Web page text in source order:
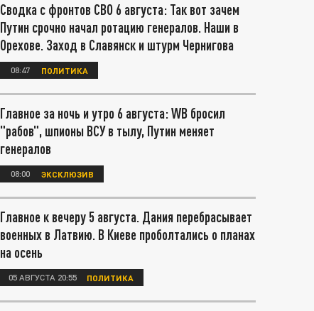
Сводка с фронтов СВО 6 августа: Так вот зачем
Путин срочно начал ротацию генералов. Наши в
Орехове. Заход в Славянск и штурм Чернигова
08:47 ПОЛИТИКА
Главное за ночь и утро 6 августа: WB бросил
"рабов", шпионы ВСУ в тылу, Путин меняет
генералов
08:00 ЭКСКЛЮЗИВ
Главное к вечеру 5 августа. Дания перебрасывает
военных в Латвию. В Киеве проболтались о планах
на осень
05 АВГУСТА 20:55 ПОЛИТИКА